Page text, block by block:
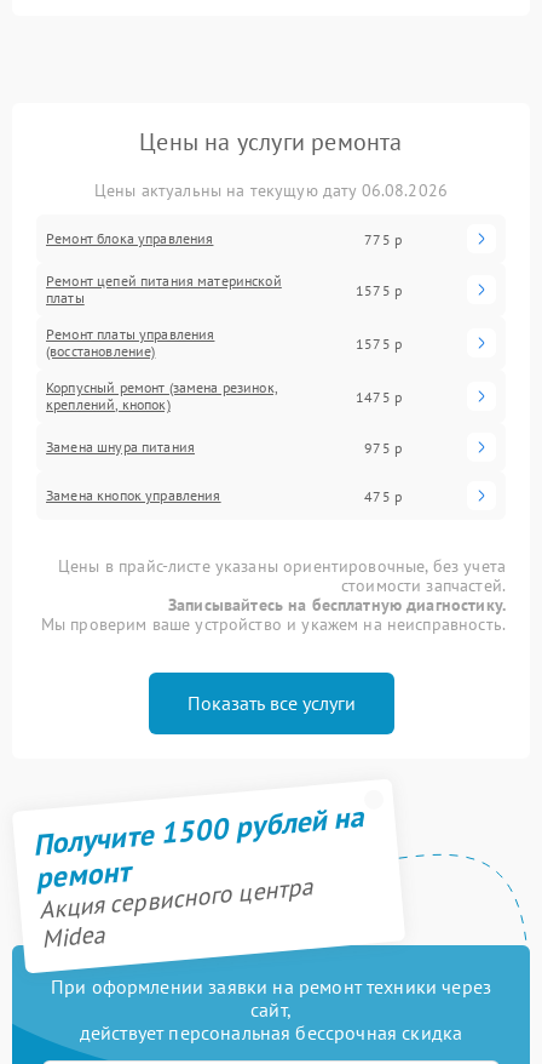
Цены на услуги ремонта
Цены актуальны на текущую дату 06.08.2026
Ремонт блока управления 775 р
Ремонт цепей питания материнской
платы
1575 р
Ремонт платы управления
(восстановление)
1575 р
Корпусный ремонт (замена резинок,
креплений, кнопок)
1475 р
Замена шнура питания 975 р
Замена кнопок управления 475 р
Цены в прайс-листе указаны ориентировочные, без учета
стоимости запчастей.
Записывайтесь на бесплатную диагностику.
Мы проверим ваше устройство и укажем на неисправность.
Показать все услуги
Получите 1500 рублей на
ремонт
Акция сервисного центра
Midea
При оформлении заявки на ремонт техники через
сайт,
действует персональная бессрочная скидка